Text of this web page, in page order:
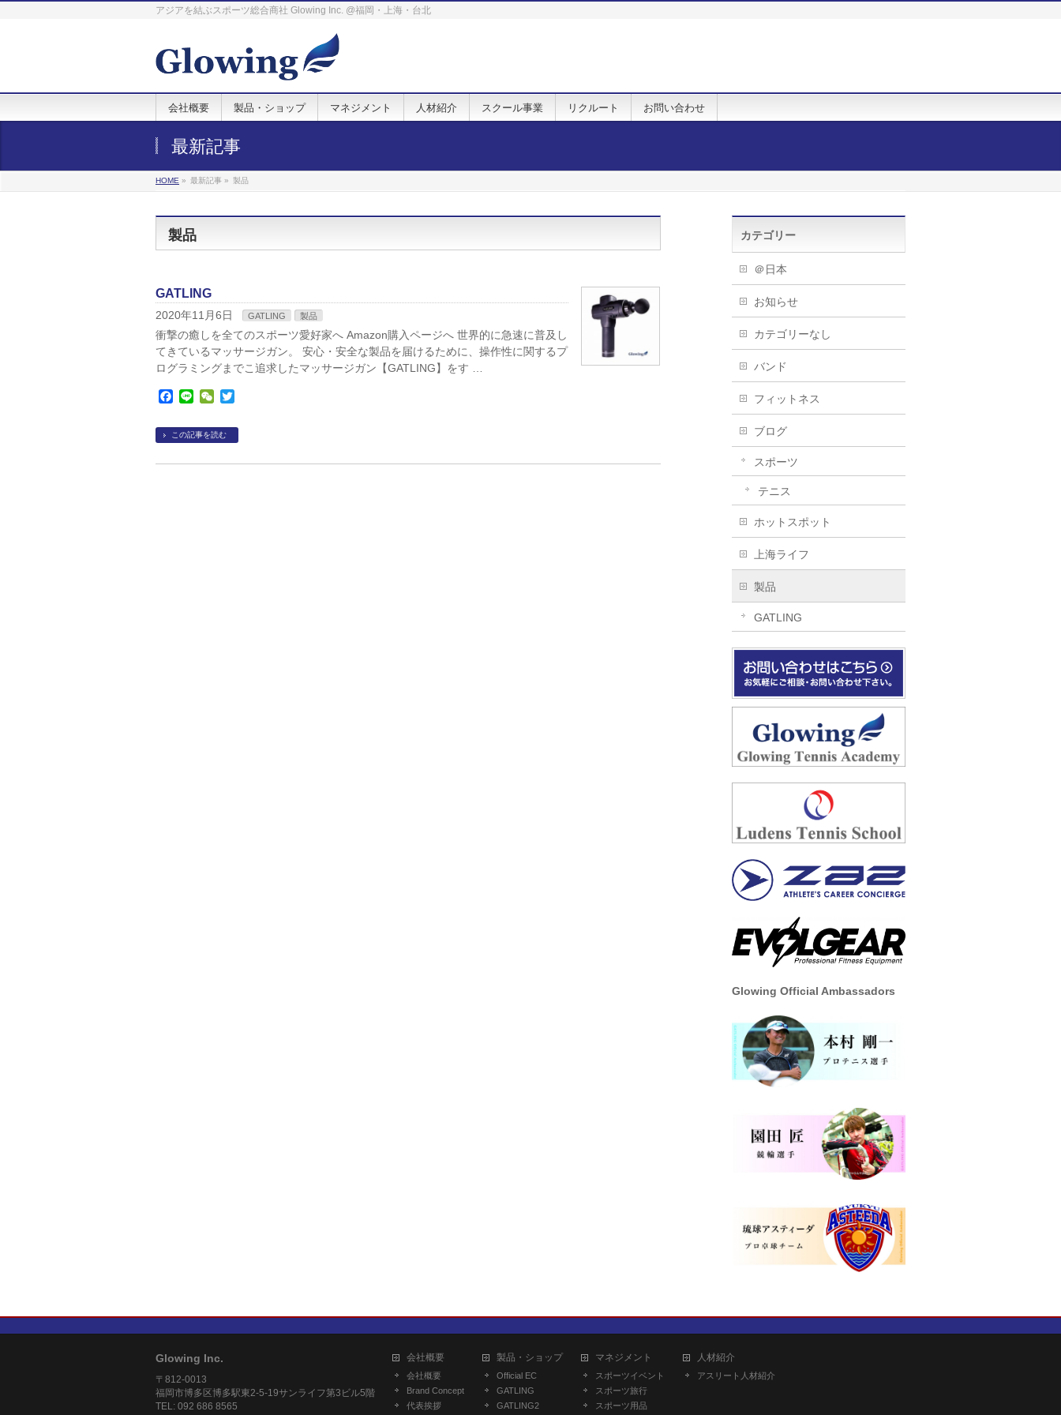
アジアを結ぶスポーツ総合商社 Glowing Inc. @福岡・上海・台北
会社概要 製品・ショップ マネジメント 人材紹介 スクール事業 リクルート お問い合わせ
最新記事
HOME » 最新記事 » 製品
製品
GATLING
2020年11月6日 GATLING 製品
衝撃の癒しを全てのスポーツ愛好家へ Amazon購入ページへ 世界的に急速に普及し
てきているマッサージガン。 安心・安全な製品を届けるために、操作性に関するプ
ログラミングまでこ追求したマッサージガン【GATLING】をす …
Facebook
Line WeChat
この記事を読む
カテゴリー
＠日本
お知らせ
カテゴリーなし
バンド
フィットネス
ブログ
スポーツ
テニス
ホットスポット
上海ライフ
製品
GATLING
Glowing Official Ambassadors
Glowing Inc.
〒812-0013
福岡市博多区博多駅東2-5-19サンライフ第3ビル5階
TEL: 092 686 8565
会社概要
会社概要
Brand Concept
代表挨拶
製品・ショップ
Official EC
GATLING
GATLING2
マネジメント
スポーツイベント
スポーツ旅行
スポーツ用品
人材紹介
アスリート人材紹介